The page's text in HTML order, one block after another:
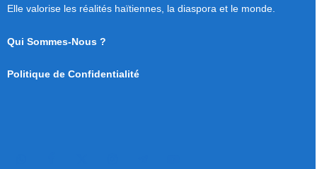
Elle valorise les réalités haïtiennes, la diaspora et le monde.
Qui Sommes-Nous ?
Politique de Confidentialité